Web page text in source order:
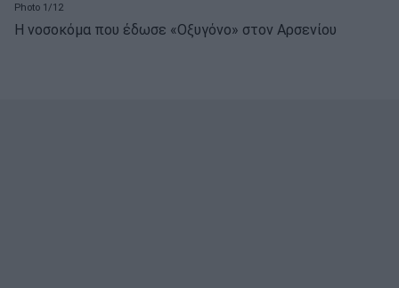
Photo 1/12
Η νοσοκόμα που έδωσε «Οξυγόνο» στον Αρσενίου